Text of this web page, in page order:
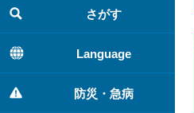
本
文
へ
さがす
Language
防災・急病